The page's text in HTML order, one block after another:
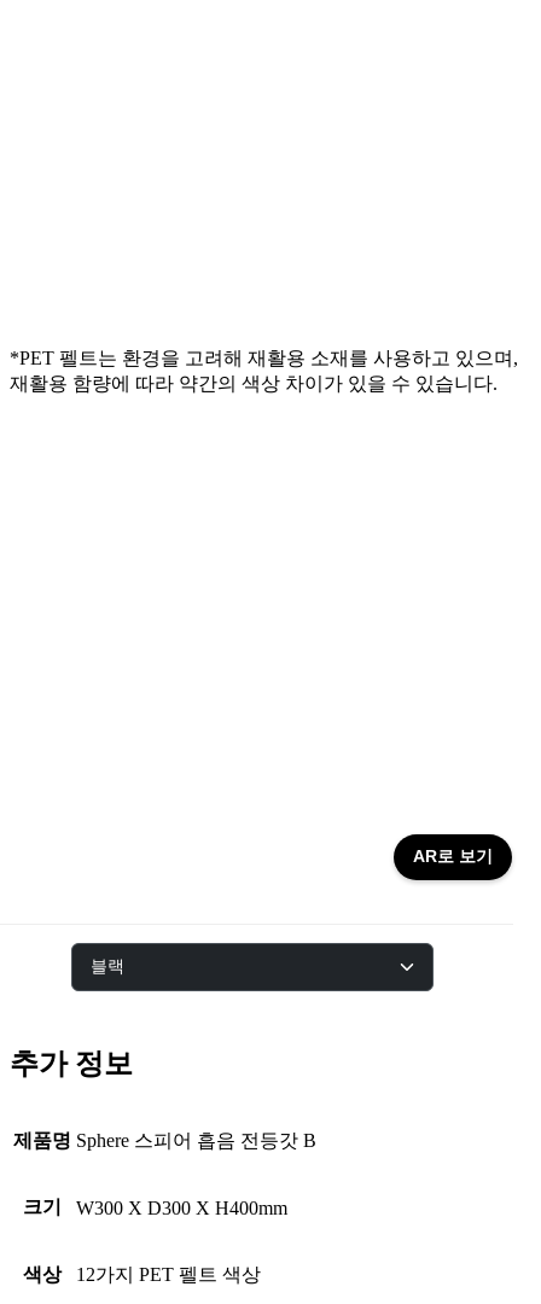
*PET 펠트는 환경을 고려해 재활용 소재를 사용하고 있으며,
재활용 함량에 따라 약간의 색상 차이가 있을 수 있습니다.
AR로 보기
컬
러
블랙
추가 정보
제품명 Sphere 스피어 흡음 전등갓 B
크기 W300 X D300 X H400mm
색상 12가지 PET 펠트 색상